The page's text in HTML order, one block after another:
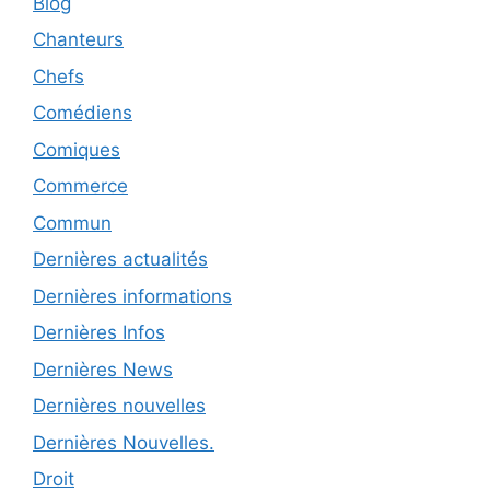
Chanteurs
Chefs
Comédiens
Comiques
Commerce
Commun
Dernières actualités
Dernières informations
Dernières Infos
Dernières News
Dernières nouvelles
Dernières Nouvelles.
Droit